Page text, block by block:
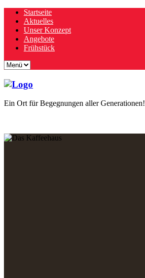
Startseite
Aktuelles
Unser Konzept
Angebote
Frühstück
Ein Ort für Begegnungen aller Generationen!